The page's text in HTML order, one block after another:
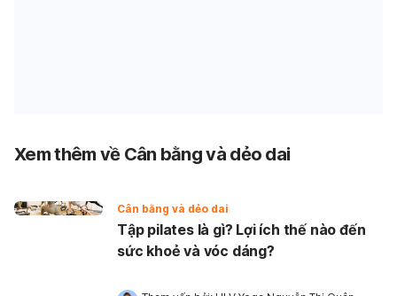
Xem thêm về Cân bằng và dẻo dai
Cân bằng và dẻo dai
Tập pilates là gì? Lợi ích thế nào đến
sức khoẻ và vóc dáng?